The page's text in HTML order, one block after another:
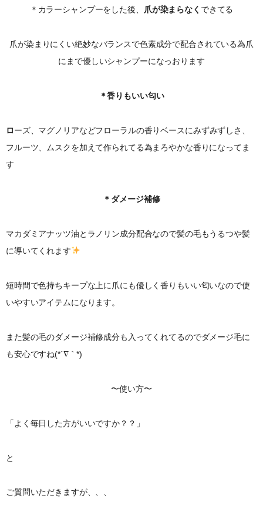
＊カラーシャンプーをした後、 爪が染まらなく できてる
爪が染まりにくい絶妙なバランスで色素成分で配合されている為爪
にまで優しいシャンプーになっおります
＊香りもいい匂い
ローズ、マグノリアなどフローラルの香りベースにみずみずしさ、
フルーツ、ムスクを加えて作られてる為まろやかな香りになってま
す
＊ダメージ補修
マカダミアナッツ油とラノリン成分配合なので髪の毛もうるつや髪
に導いてくれます
短時間で色持ちキープな上に爪にも優しく香りもいい匂いなので使
いやすいアイテムになります。
また髪の毛のダメージ補修成分も入ってくれてるのでダメージ毛に
も安心ですね(*´∇｀*)
〜使い方〜
「よく毎日した方がいいですか？？」
と
ご質問いただきますが、、、